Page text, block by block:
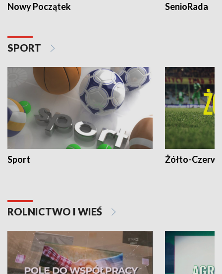
Nowy Początek SenioRada
SPORT
Sport Żółto-
ROLNICTWO I WIEŚ